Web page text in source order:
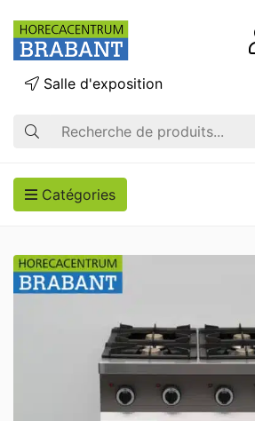
Recherche
Salle d'exposition
Catégories